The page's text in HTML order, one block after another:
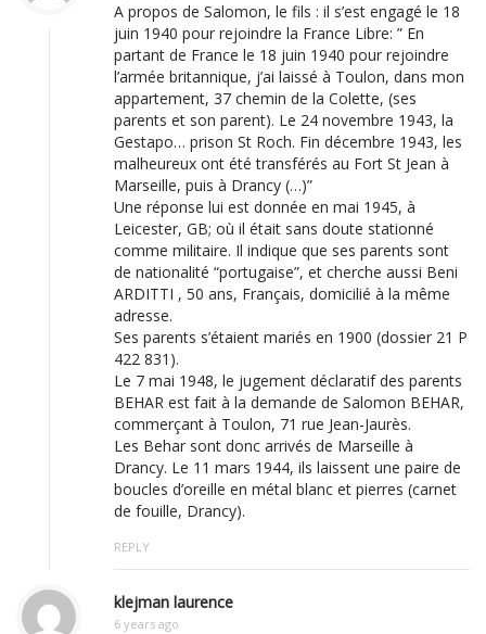
A propos de Salomon, le fils : il s’est engagé le 18
juin 1940 pour rejoindre la France Libre: ” En
partant de France le 18 juin 1940 pour rejoindre
l’armée britannique, j’ai laissé à Toulon, dans mon
appartement, 37 chemin de la Colette, (ses
parents et son parent). Le 24 novembre 1943, la
Gestapo… prison St Roch. Fin décembre 1943, les
malheureux ont été transférés au Fort St Jean à
Marseille, puis à Drancy (…)”
Une réponse lui est donnée en mai 1945, à
Leicester, GB; où il était sans doute stationné
comme militaire. Il indique que ses parents sont
de nationalité “portugaise”, et cherche aussi Beni
ARDITTI , 50 ans, Français, domicilié à la même
adresse.
Ses parents s’étaient mariés en 1900 (dossier 21 P
422 831).
Le 7 mai 1948, le jugement déclaratif des parents
BEHAR est fait à la demande de Salomon BEHAR,
commerçant à Toulon, 71 rue Jean-Jaurès.
Les Behar sont donc arrivés de Marseille à
Drancy. Le 11 mars 1944, ils laissent une paire de
boucles d’oreille en métal blanc et pierres (carnet
de fouille, Drancy).
REPLY
klejman laurence
6 years ago